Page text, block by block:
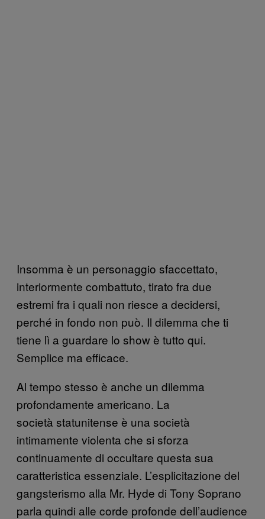
Insomma è un personaggio sfaccettato,
interiormente combattuto, tirato fra due
estremi fra i quali non riesce a decidersi,
perché in fondo non può. Il dilemma che ti
tiene lì a guardare lo show è tutto qui.
Semplice ma efficace.
Al tempo stesso è anche un dilemma
profondamente americano. La
società statunitense è una società
intimamente violenta che si sforza
continuamente di occultare questa sua
caratteristica essenziale. L’esplicitazione del
gangsterismo alla Mr. Hyde di Tony Soprano
parla quindi alle corde profonde dell’audience